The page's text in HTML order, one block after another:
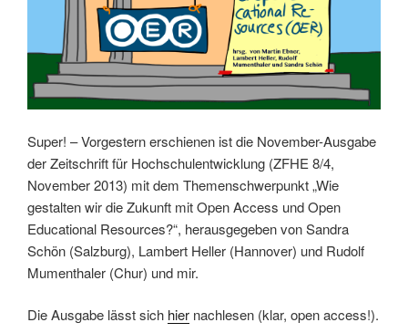
Super! – Vorgestern erschienen ist die November-Ausgabe
der Zeitschrift für Hochschulentwicklung (ZFHE 8/4,
November 2013) mit dem Themenschwerpunkt „Wie
gestalten wir die Zukunft mit Open Access und Open
Educational Resources?“, herausgegeben von Sandra
Schön (Salzburg), Lambert Heller (Hannover) und Rudolf
Mumenthaler (Chur) und mir.
Die Ausgabe lässt sich hier nachlesen (klar, open access!).